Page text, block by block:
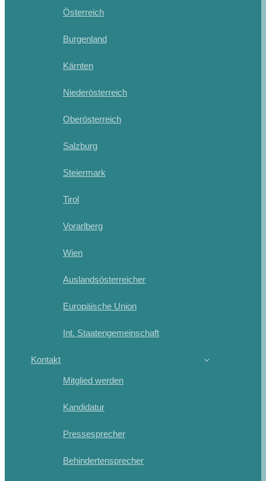
Österreich
Burgenland
Kärnten
Niederösterreich
Oberösterreich
Salzburg
Steiermark
Tirol
Vorarlberg
Wien
Auslandsösterreicher
Europäische Union
Int. Staatengemeinschaft
Kontakt
Mitglied werden
Kandidatur
Pressesprecher
Behindertensprecher